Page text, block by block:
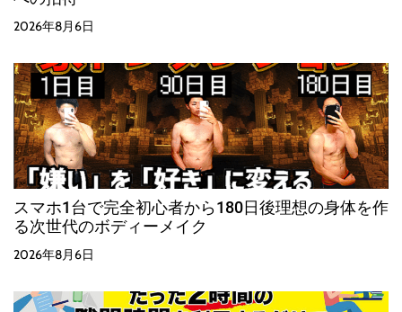
2026年8月6日
スマホ1台で完全初心者から180日後理想の身体を作
る次世代のボディーメイク
2026年8月6日